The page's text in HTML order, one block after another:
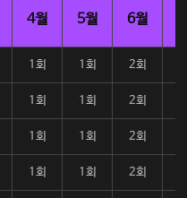
4월 5월 6월
1회 1회 2회
1회 1회 2회
1회 1회 2회
1회 1회 2회